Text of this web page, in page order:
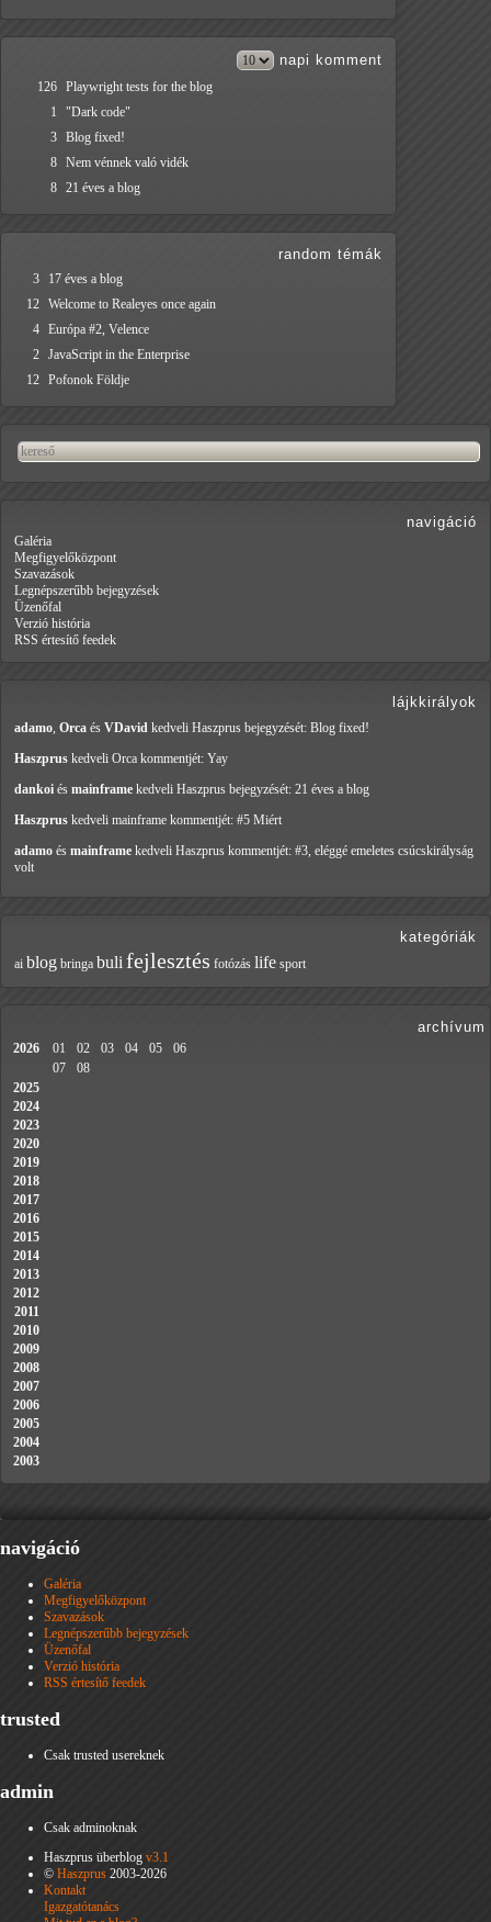
napi komment
126 Playwright tests for the blog
1
"Dark code"
3 Blog fixed!
8 Nem vénnek való vidék
8 21 éves a blog
random témák
3
17 éves a blog
12 Welcome to Realeyes once again
4 Európa #2, Velence
2 JavaScript in the Enterprise
12 Pofonok Földje
navigáció
Galéria
Megfigyelőközpont
Szavazások
Legnépszerűbb bejegyzések
Üzenőfal
Verzió história
RSS értesítő feedek
lájkkirályok
adamo, Orca és VDavid kedveli Haszprus bejegyzését: Blog fixed!
Haszprus kedveli Orca kommentjét: Yay
dankoi és mainframe kedveli Haszprus bejegyzését: 21 éves a blog
Haszprus kedveli mainframe kommentjét: #5 Miért
adamo és mainframe kedveli Haszprus kommentjét: #3, eléggé emeletes csúcskirályság
volt
kategóriák
ai blog bringa buli fejlesztés fotózás life sport
archívum
2026 01 02 03 04 05
06
07
08
2025
2024
2023
2020
2019
2018
2017
2016
2015
2014
2013
2012
2011
2010
2009
2008
2007
2006
2005
2004
2003
navigáció
Galéria
Megfigyelőközpont
Szavazások
Legnépszerűbb bejegyzések
Üzenőfal
Verzió história
RSS értesítő feedek
trusted
Csak trusted usereknek
admin
Csak adminoknak
Haszprus überblog v3.1
© Haszprus 2003-2026
Kontakt
Igazgatótanács